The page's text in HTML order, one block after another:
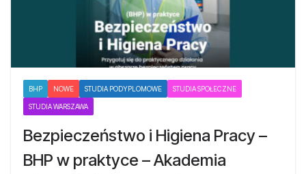
BHP NOWE STUDIA PODYPLOMOWE STUDIA SPOŁECZNE
STUDIA WARSZAWA
Bezpieczeństwo i Higiena Pracy –
BHP w praktyce – Akademia